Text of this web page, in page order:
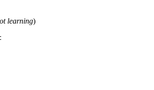
learning)